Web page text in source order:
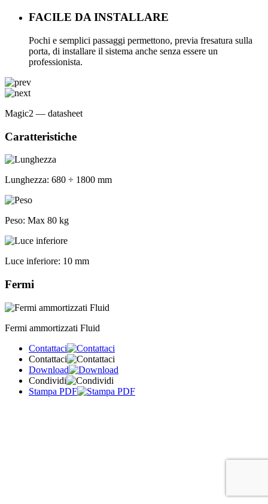
FACILE DA INSTALLARE
Pochi e semplici passaggi permettono, previa fresatura sulla
porta, di installare il sistema anche senza essere un
professionista.
Magic2 — datasheet
Caratteristiche
Lunghezza: 680 ÷ 1800 mm
Peso: Max 80 kg
Luce inferiore: 10 mm
Fermi
Fermi ammortizzati Fluid
Contattaci
Contattaci
Download
Condividi
Stampa PDF